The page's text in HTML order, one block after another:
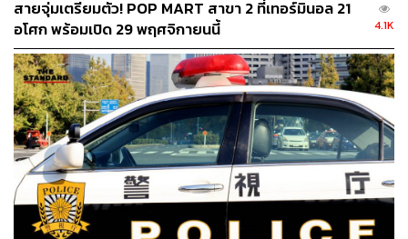
สายจุ่มเตรียมตัว! POP MART สาขา 2 ที่เทอร์มินอล 21
อโศก พร้อมเปิด 29 พฤศจิกายนนี้
4.1K